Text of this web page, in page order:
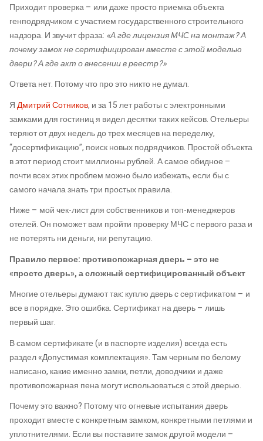
Приходит проверка – или даже просто приемка объекта
генподрядчиком с участием государственного строительного
надзора. И звучит фраза: «А где лицензия МЧС на монтаж? А
почему замок не сертифицирован вместе с этой моделью
двери? А где акт о внесении в реестр?»
Ответа нет. Потому что про это никто не думал.
ЯДмитрий Сотников, и за 15 лет работы с электронными
замками для гостиниц я видел десятки таких кейсов. Отельеры
теряют от двух недель до трех месяцев на переделку,
“досертификацию”, поиск новых подрядчиков. Простой объекта
в этот период стоит миллионы рублей. А самое обидное –
почти всех этих проблем можно было избежать, если бы с
самого начала знать три простых правила.
Ниже – мой чек-лист для собственников и топ-менеджеров
отелей. Он поможет вам пройти проверку МЧС с первого раза и
не потерять ни деньги, ни репутацию.
Правило первое: противопожарная дверь – это не
«просто дверь», а сложный сертифицированный объект
Многие отельеры думают так: куплю дверь с сертификатом – и
все в порядке. Это ошибка. Сертификат на дверь – лишь
первый шаг.
В самом сертификате (и в паспорте изделия) всегда есть
раздел «Допустимая комплектация». Там черным по белому
написано, какие именно замки, петли, доводчики и даже
противопожарная пена могут использоваться с этой дверью.
Почему это важно? Потому что огневые испытания дверь
проходит вместе с конкретным замком, конкретными петлями и
уплотнителями. Если вы поставите замок другой модели –